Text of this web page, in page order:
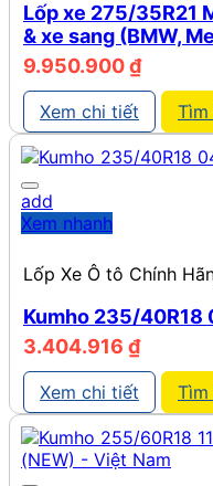
Lốp xe 275/35R21
& xe sang (BMW,
9.950.900₫
Xem chi tiết
add
Xem nhanh
Lốp Xe Ô tô Chính
Kumho 235/40R18
3.404.916 ₫
Xem chi tiết